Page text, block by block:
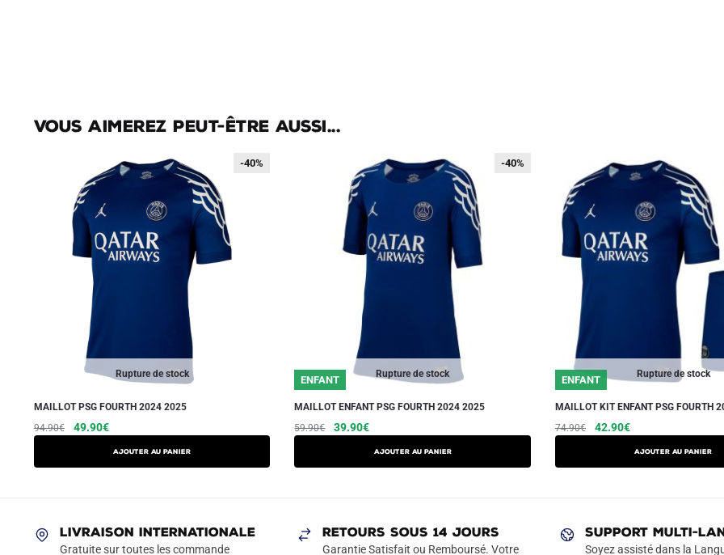
Vous aimerez peut-être aussi...
Rupture de stock
-40%
-40%
MAILLOT PSG FOURTH 2024 2025
94.90€
Le
49.90€Le
AJOUTER AU PANIER
Ce
produit
a
Les
options
Rupture de stock
-40%
ENFANT
-40%
MAILLOT ENFANT PSG FOURTH 2024 2025
59.90€
Le
39.90€Le
AJOUTER AU PANIER
Ce
produit
a
Les
options
Rupture de stock
ENFANT
MAILLOT KIT ENFANT PSG FOURTH
74.90€
Le
42.90€Le
AJOUTER AU PANIER
Ce
produit
a
Les
options
LIVRAISON INTERNATIONALE
Gratuite sur toutes les commande
RETOURS SOUS 14 JOURS
Garantie Satisfait ou Remboursé. Votre
SUPPORT MULTI-
Soyez assisté dans la